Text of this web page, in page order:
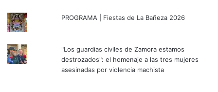
PROGRAMA | Fiestas de La Bañeza 2026
"Los guardias civiles de Zamora estamos
destrozados": el homenaje a las tres mujeres
asesinadas por violencia machista